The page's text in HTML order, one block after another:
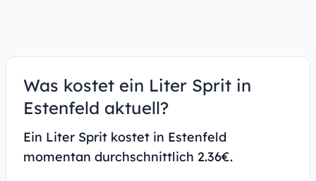
Was kostet ein Liter Sprit in
Estenfeld aktuell?
Ein Liter Sprit kostet in Estenfeld
momentan durchschnittlich 2.36€.